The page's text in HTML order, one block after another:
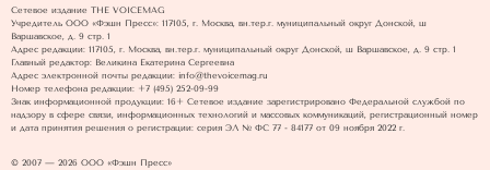
Сетевое издание THE VOICEMAG
Учредитель ООО «Фэшн Пресс»: 117105, г. Москва, вн.тер.г. муниципальный округ Донской, ш
Варшавское, д. 9 стр. 1
Адрес редакции: 117105, г. Москва, вн.тер.г. муниципальный округ Донской, ш Варшавское, д. 9 стр. 1
Главный редактор: Великина Екатерина Сергеевна
Адрес электронной почты редакции: info@thevoicemag.ru
Номер телефона редакции: +7 (495) 252-09-99
Знак информационной продукции: 16+ Cетевое издание зарегистрировано Федеральной службой по
надзору в сфере связи, информационных технологий и массовых коммуникаций, регистрационный номер
и дата принятия решения о регистрации: серия ЭЛ № ФС 77 - 84177 от 09 ноября 2022 г.
© 2007 — 2026 ООО «Фэшн Пресс»